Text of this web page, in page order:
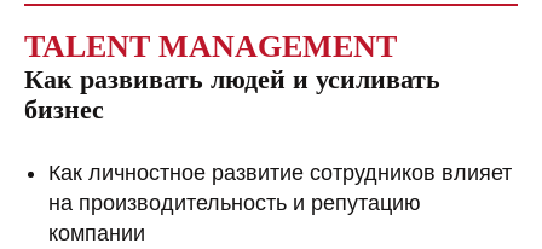
TALENT MANAGEMENT
Как развивать людей и усиливать
бизнес
Как личностное развитие сотрудников влияет
на производительность и репутацию
компании